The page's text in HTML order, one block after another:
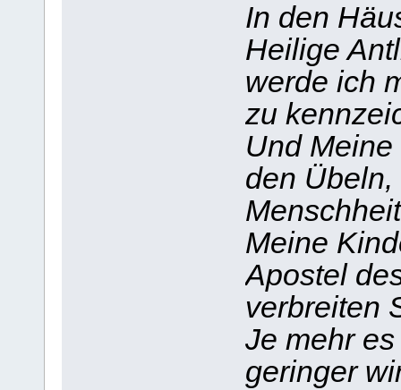
In den
Heilige
werde ich
zu
Und
den
Meine
Apostel
verbreiten
Je mehr
geringer